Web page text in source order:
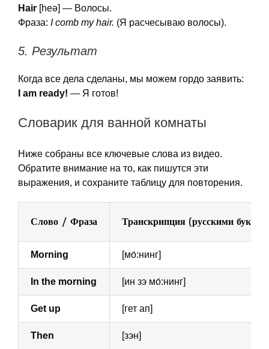
Hair [heə] — Волосы.
Фраза: I comb my hair. (Я расчесываю волосы).
5. Результат
Когда все дела сделаны, мы можем гордо заявить:
I am ready! — Я готов!
Словарик для ванной комнаты
Ниже собраны все ключевые слова из видео.
Обратите внимание на то, как пишутся эти
выражения, и сохраните таблицу для повторения.
Слово / Фраза Транскрипция (русскими
Morning [мо́:нинг]
In the morning [ин зэ мо́:нинг]
Get up [гет ап]
Then [зэн]